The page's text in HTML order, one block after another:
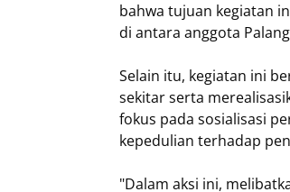
bahwa tujuan kegiatan
di antara anggota
Selain itu, kegiatan ini
sekitar serta
fokus pada sosialisasi
kepedulian terhadap
"Dalam aksi ini,